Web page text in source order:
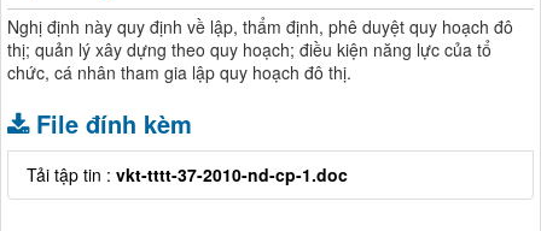
Nghị định này quy định về lập, thẩm định, phê duyệt quy hoạch đô
thị; quản lý xây dựng theo quy hoạch; điều kiện năng lực của tổ
chức, cá nhân tham gia lập quy hoạch đô thị.
File đính kèm
Tải tập tin : vkt-tttt-37-2010-nd-cp-1.doc